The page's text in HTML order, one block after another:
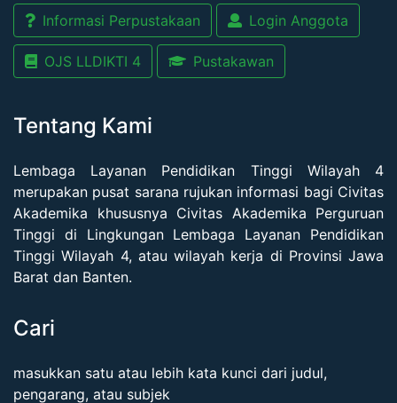
Informasi Perpustakaan Login Anggota
OJS LLDIKTI 4 Pustakawan
Tentang Kami
Lembaga Layanan Pendidikan Tinggi Wilayah 4
merupakan pusat sarana rujukan informasi bagi Civitas
Akademika khususnya Civitas Akademika Perguruan
Tinggi di Lingkungan Lembaga Layanan Pendidikan
Tinggi Wilayah 4, atau wilayah kerja di Provinsi Jawa
Barat dan Banten.
Cari
masukkan satu atau lebih kata kunci dari judul,
pengarang, atau subjek